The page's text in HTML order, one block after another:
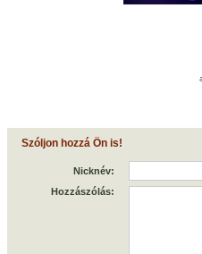
Szóljon hozzá Ön is!
Nicknév:
Hozzászólás: